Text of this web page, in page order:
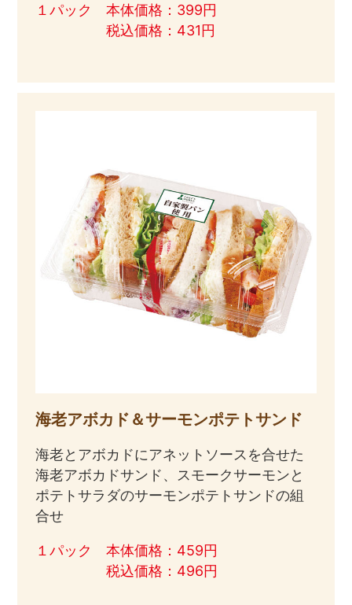
１パック 本体価格：399円
税込価格：431円
海老アボカド＆サーモンポテトサンド
海老とアボカドにアネットソースを合せた
海老アボカドサンド、スモークサーモンと
ポテトサラダのサーモンポテトサンドの組
合せ
１パック 本体価格：459円
税込価格：496円